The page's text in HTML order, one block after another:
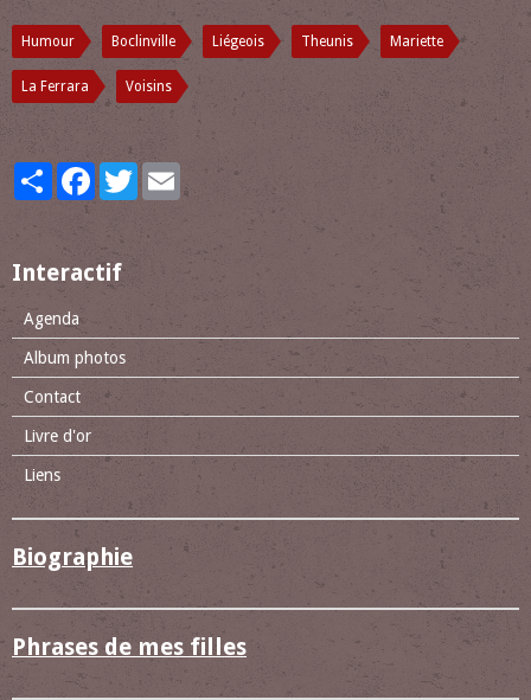
Humour Boclinville Liégeois Theunis Mariette
La Ferrara Voisins
PartagerFacebookTwitter
Interactif
Agenda
Album photos
Contact
Livre d'or
Liens
Biographie
Phrases de mes filles